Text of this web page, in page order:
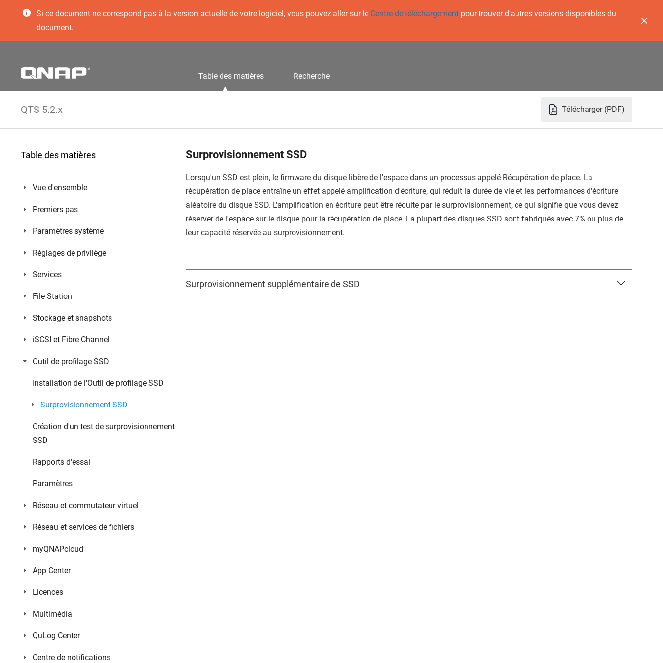
Si ce document ne correspond pas à la version actuelle de votre logiciel, vous pouvez aller sur le Centre de téléchargementpour trouver d'autres versions disponibles du
document.
Table des matières Recherche
QTS 5.2.x Télécharger (PDF)
Table des matières
Vue d'ensemble
Premiers pas
Paramètres système
Réglages de privilège
Services
File Station
Stockage et snapshots
iSCSI et Fibre Channel
Outil de profilage SSD
Installation de l'Outil de profilage SSD
Surprovisionnement SSD
Création d'un test de surprovisionnement
SSD
Rapports d'essai
Paramètres
Réseau et commutateur virtuel
Réseau et services de fichiers
myQNAPcloud
App Center
Licences
Multimédia
QuLog Center
Centre de notifications
Surprovisionnement SSD
Lorsqu'un SSD est plein, le firmware du disque libère de l'espace dans un processus appelé Récupération de place. La
récupération de place entraîne un effet appelé amplification d'écriture, qui réduit la durée de vie et les performances d'écriture
aléatoire du disque SSD. L'amplification en écriture peut être réduite par le surprovisionnement, ce qui signifie que vous devez
réserver de l'espace sur le disque pour la récupération de place. La plupart des disques SSD sont fabriqués avec 7% ou plus de
leur capacité réservée au surprovisionnement.
Surprovisionnement supplémentaire de SSD